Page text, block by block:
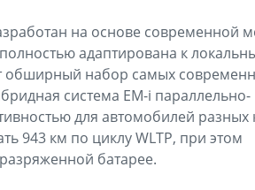
на основе современной
адаптирована к
обширный набор самых
система EM-i параллельно-
для автомобилей разных
943 км по циклу WLTP, при этом
батарее.